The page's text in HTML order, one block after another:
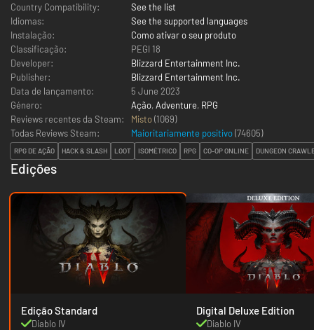
Country Compatibility:
See the list
Idiomas:
See the supported languages
Instalação:
Como ativar o seu produto
Classificação:
PEGI 18
Developer:
Blizzard Entertainment Inc.
Publisher:
Blizzard Entertainment Inc.
Data de lançamento:
5 June 2023
Género:
Ação, Adventure, RPG
Reviews recentes da Steam:
Misto(1069)
Todas Reviews Steam:
Maioritariamente positivo(74605)
RPG DE AÇÃO HACK & SLASH LOOT ISOMÉTRICO RPG CO-OP ONLINE DUNGEON
Edições
Edição Standard
Diablo IV
Digital Deluxe Edition
Diablo IV